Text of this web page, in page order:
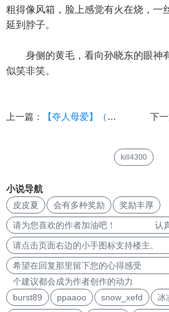
粗得像风箱，脸上感觉有火在烧，一
延到脖子。
身侧的黄毛，看向孙晓东的眼神有
似笑非笑。
上一篇： 【夺人母爱】（重新修改）（第二节：与君初相识） 下一
kill4300
小说导航
皮皮夏 会有多种奖励 奖励丰厚
请为您喜欢的作者加油吧！ 认真
请点击页面右边的小手图标支持
希望在回复那里留下您的心得感受
个建议都会成为作者创作的动力
burst89
ppaaoo snow_xefd 冰